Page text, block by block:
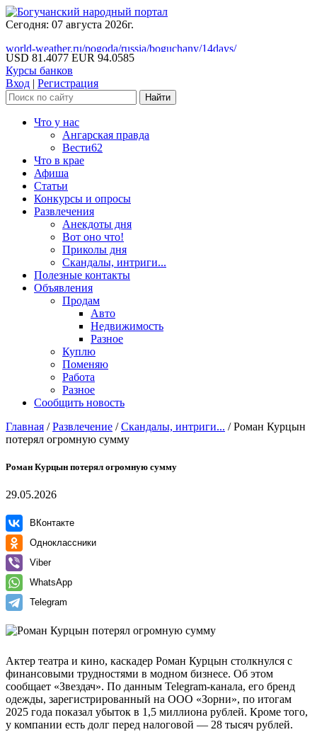
Сегодня: 07 августа 2026г.
world-weather.ru/pogoda/russia/boguchany/14days/
USD 81.4077 EUR 94.0585
Курсы банков
Вход | Регистрация
Что у нас
Ангарская правда
Вести62
Что в крае
Афиша
Статьи
Конкурсы и опросы
Развлечения
Анекдоты дня
Вот оно что!
Приколы дня
Скандалы, интриги...
Полезные контакты
Объявления
Продам
Авто
Недвижимость
Разное
Куплю
Поменяю
Работа
Разное
Сообщить новость
Главная /Развлечение /Скандалы, интриги... /Роман Курцын
потерял огромную сумму
Роман Курцын потерял огромную сумму
29.05.2026
ВКонтакте
Одноклассники
Viber
WhatsApp
Telegram
Актер театра и кино, каскадер Роман Курцын столкнулся с
финансовыми трудностями в модном бизнесе. Об этом
сообщает «Звездач». По данным Telegram-канала, его бренд
одежды, зарегистрированный на ООО «Зорни», по итогам
2025 года показал убыток в 1,5 миллиона рублей. Кроме того,
у компании есть долг перед налоговой — 28 тысяч рублей.